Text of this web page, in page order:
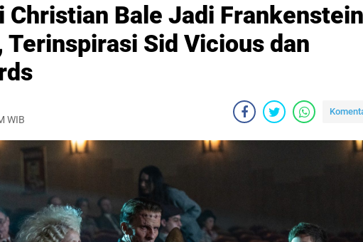
Christian Bale Jadi Frankenstein
Terinspirasi Sid Vicious dan
WIB